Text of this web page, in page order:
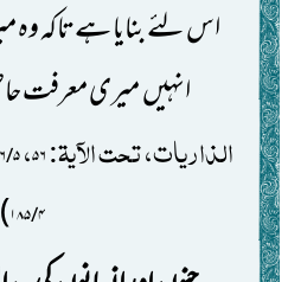
اس لئے بنایا ہے تاکہ
انہیںمیری معرفت
الذاریات، تحت الآیۃ:۵۶،۵/
۴/۱۸۵)